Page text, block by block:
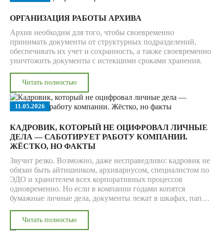
ОРГАНИЗАЦИЯ РАБОТЫ АРХИВА
Архив необходим для того, чтобы своевременно
принимать документы от структурных подразделений,
обеспечивать их учет и сохранность, а также своевременно
уничтожить документы с истекшими сроками хранения.
Читать полностью
11.05.2026
КАДРОВИК, КОТОРЫЙ НЕ ОЦИФРОВАЛ ЛИЧНЫЕ
ДЕЛА — САБОТИРУЕТ РАБОТУ КОМПАНИИ.
ЖЁСТКО, НО ФАКТЫ
Звучит резко. Возможно, даже несправедливо: кадровик не
обязан быть айтишником, архивариусом, специалистом по
ЭДО и хранителем всех корпоративных процессов
одновременно. Но если в компании годами копятся
бумажные личные дела, документы лежат в шкафах, папки
руководства превращаются в маленькое расследование —
Читать полностью